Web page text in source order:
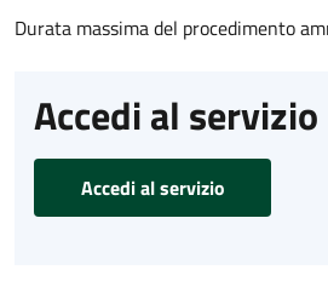
Durata massima del procedimento
Accedi al servizio
Accedi al servizio